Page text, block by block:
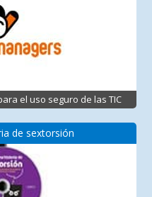
el uso seguro de las TIC
de sextorsión